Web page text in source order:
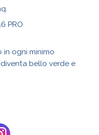
PRO
ogni minimo
bello verde e